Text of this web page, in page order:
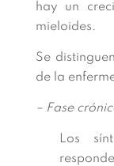
hay un
mieloides.
Se
de la
– Fase
Los